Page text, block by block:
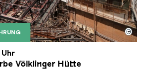
der Völklinger Hütte mit
Völklinger Hütte | Karl
©
Uhr
Völklinger Hütte